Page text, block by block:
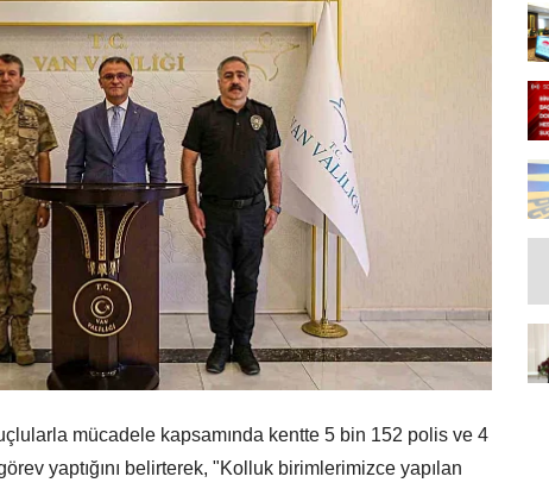
mücadele kapsamında kentte 5 bin 152 polis ve 4
yaptığını belirterek, "Kolluk birimlerimizce yapılan